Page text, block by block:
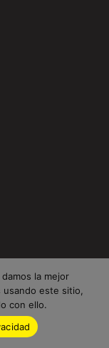
la mejor
este sitio,
con ello.